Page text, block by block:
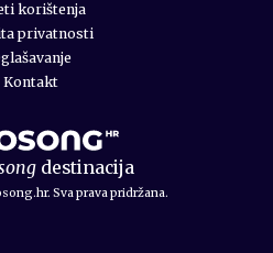
destinacija
Sva prava pridržana.
korištenja
privatnosti
Kontakt